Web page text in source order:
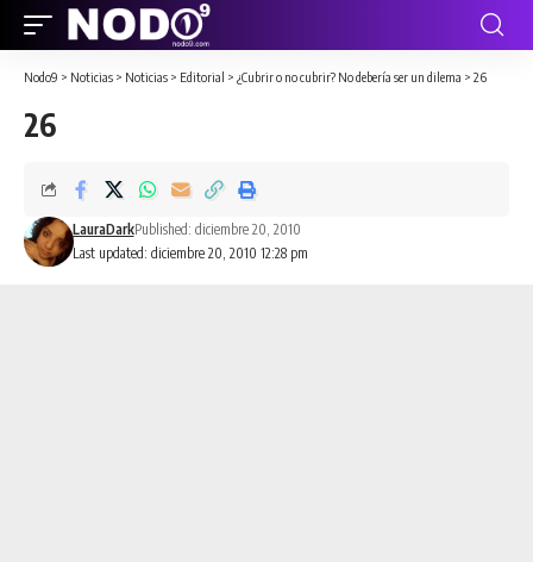
Nodo9 > Noticias > Noticias > Editorial > ¿Cubrir o no cubrir? No debería ser un dilema > 26
26
Last updated: diciembre 20, 2010 12:28 pm
LauraDarkPublished: diciembre 20, 2010